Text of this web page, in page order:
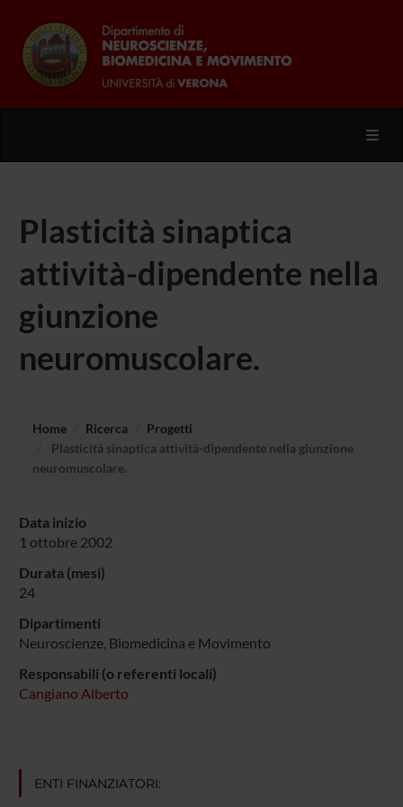
Plasticità sinaptica
attività-dipendente nella
giunzione
neuromuscolare.
Home Ricerca
Progetti
Plasticità sinaptica attività-dipendente nella giunzione
neuromuscolare.
Data inizio
1 ottobre 2002
Durata (mesi)
24
Dipartimenti
Neuroscienze, Biomedicina e Movimento
Responsabili (o referenti locali)
Cangiano Alberto
ENTI FINANZIATORI: